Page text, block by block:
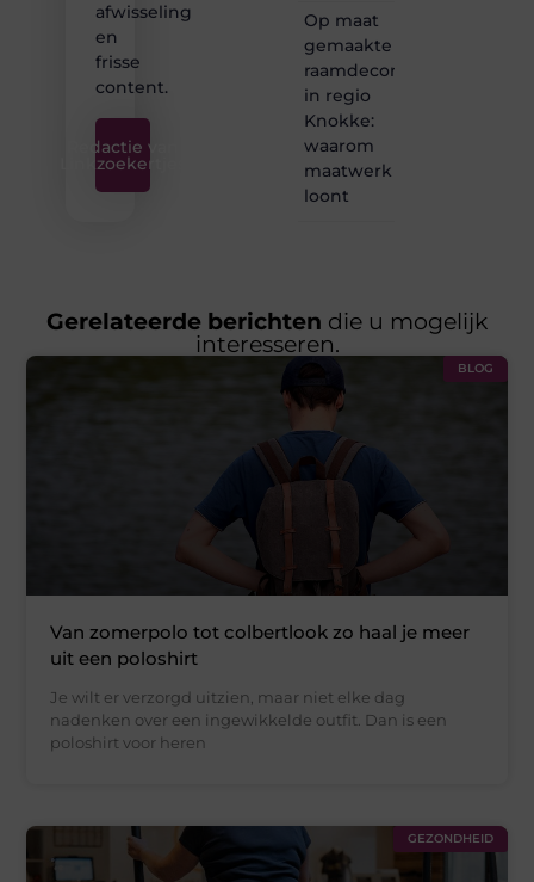
afwisseling
en
frisse
content.
Redactie van
Linkzoekertjes
Op maat
gemaakte
raamdecoratie
in regio
Knokke:
waarom
maatwerk
loont
Gerelateerde berichten die u mogelijk
interesseren.
BLOG
Van zomerpolo tot colbertlook zo haal je meer
uit een poloshirt
Je wilt er verzorgd uitzien, maar niet elke dag
nadenken over een ingewikkelde outfit. Dan is een
poloshirt voor heren
GEZONDHEID